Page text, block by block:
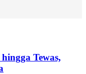
Tewas,